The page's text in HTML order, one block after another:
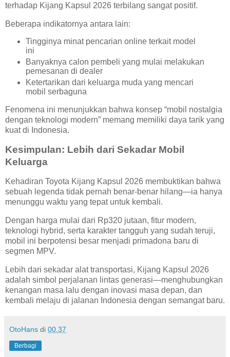
terhadap Kijang Kapsul 2026 terbilang sangat positif.
Beberapa indikatornya antara lain:
Tingginya minat pencarian online terkait model
ini
Banyaknya calon pembeli yang mulai melakukan
pemesanan di dealer
Ketertarikan dari keluarga muda yang mencari
mobil serbaguna
Fenomena ini menunjukkan bahwa konsep “mobil nostalgia
dengan teknologi modern” memang memiliki daya tarik yang
kuat di Indonesia.
Kesimpulan: Lebih dari Sekadar Mobil
Keluarga
Kehadiran Toyota Kijang Kapsul 2026 membuktikan bahwa
sebuah legenda tidak pernah benar-benar hilang—ia hanya
menunggu waktu yang tepat untuk kembali.
Dengan harga mulai dari Rp320 jutaan, fitur modern,
teknologi hybrid, serta karakter tangguh yang sudah teruji,
mobil ini berpotensi besar menjadi primadona baru di
segmen MPV.
Lebih dari sekadar alat transportasi, Kijang Kapsul 2026
adalah simbol perjalanan lintas generasi—menghubungkan
kenangan masa lalu dengan inovasi masa depan, dan
kembali melaju di jalanan Indonesia dengan semangat baru.
OtoHans di 00.37
Berbagi